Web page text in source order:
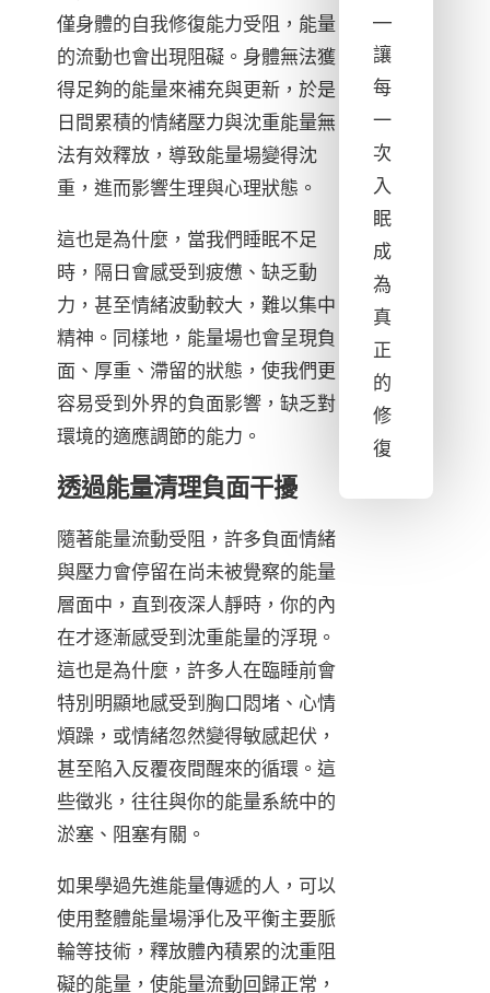
僅身體的自我修復能力受阻，能量
的流動也會出現阻礙。身體無法獲
得足夠的能量來補充與更新，於是
日間累積的情緒壓力與沈重能量無
法有效釋放，導致能量場變得沈
重，進而影響生理與心理狀態。
這也是為什麼，當我們睡眠不足
時，隔日會感受到疲憊、缺乏動
力，甚至情緒波動較大，難以集中
精神。同樣地，能量場也會呈現負
面、厚重、滯留的狀態，使我們更
容易受到外界的負面影響，缺乏對
環境的適應調節的能力。
透過能量清理負面干擾
隨著能量流動受阻，許多負面情緒
與壓力會停留在尚未被覺察的能量
層面中，直到夜深人靜時，你的內
在才逐漸感受到沈重能量的浮現。
這也是為什麼，許多人在臨睡前會
特別明顯地感受到胸口悶堵、心情
煩躁，或情緒忽然變得敏感起伏，
甚至陷入反覆夜間醒來的循環。這
些徵兆，往往與你的能量系統中的
淤塞、阻塞有關。
如果學過先進能量傳遞的人，可以
使用整體能量場淨化及平衡主要脈
輪等技術，釋放體內積累的沈重阻
礙的能量，使能量流動回歸正常，
—
讓
每
一
次
入
眠
成
為
真
正
的
修
復